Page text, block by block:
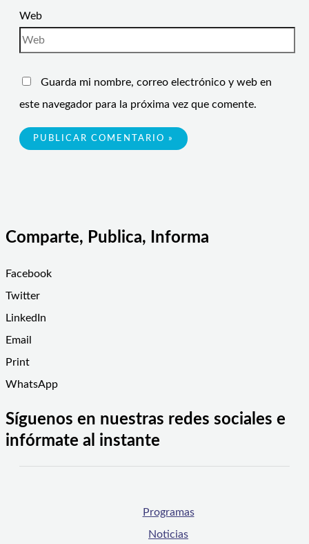
Web
Guarda mi nombre, correo electrónico y web en
este navegador para la próxima vez que comente.
Comparte, Publica, Informa
Facebook
Twitter
LinkedIn
Email
Print
WhatsApp
Síguenos en nuestras redes sociales e
infórmate al instante
Programas
Noticias